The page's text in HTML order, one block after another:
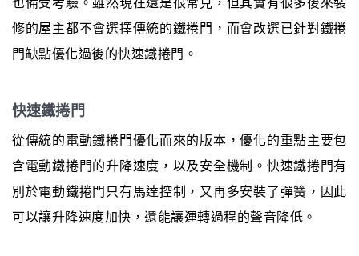
修的屋主都不會選擇傳統的鐵捲門，而會改選已針對鐵捲
門缺點優化過後的快速鐵捲門。
快速鐵捲門
從傳統的電動鐵捲門優化而來的版本，優化的重點主要包
含電動鐵捲門的升降速度，以及安全機制。快速鐵捲門有
別於電動鐵捲門只有馬達控制，又再多安裝了彈簧，因此
可以讓升降速度加快，還能讓運轉過程的聲音降低。